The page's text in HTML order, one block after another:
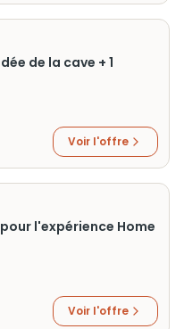
de la cave + 1
Voir l'offre
l'expérience Home
Voir l'offre